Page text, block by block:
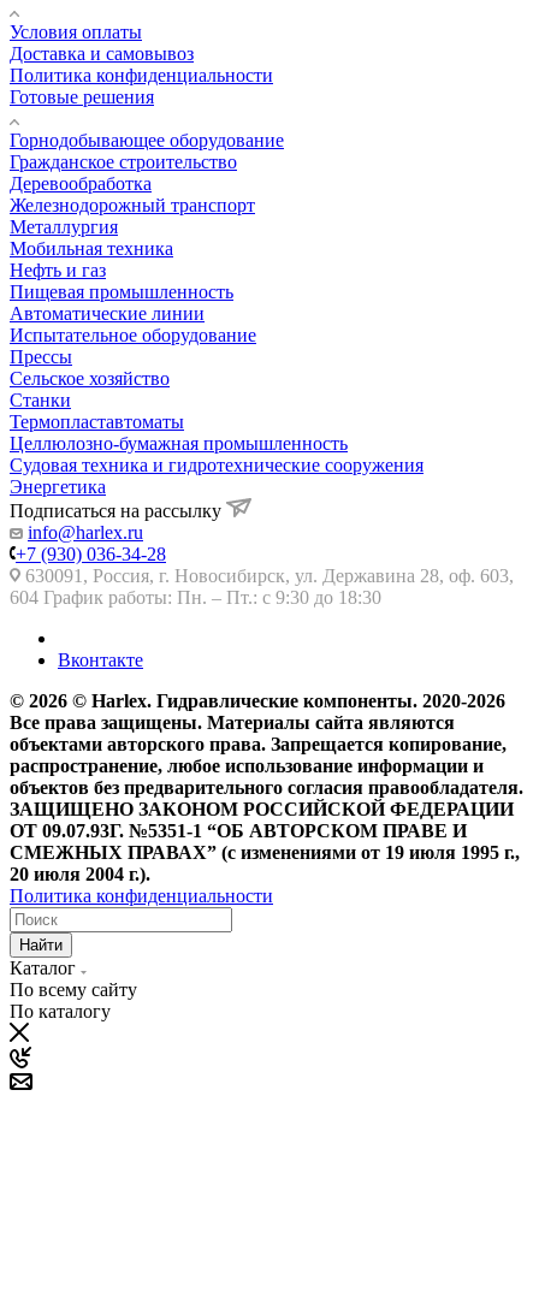
Условия оплаты
Доставка и самовывоз
Политика конфиденциальности
Готовые решения
Горнодобывающее оборудование
Гражданское строительство
Деревообработка
Железнодорожный транспорт
Металлургия
Мобильная техника
Нефть и газ
Пищевая промышленность
Автоматические линии
Испытательное оборудование
Прессы
Сельское хозяйство
Станки
Термопластавтоматы
Целлюлозно-бумажная промышленность
Судовая техника и гидротехнические сооружения
Энергетика
Подписаться на рассылку
info@harlex.ru
+7 (930) 036-34-28
630091, Россия, г. Новосибирск, ул. Державина 28, оф. 603,
604 График работы: Пн. – Пт.: с 9:30 до 18:30
Вконтакте
© 2026 © Harlex. Гидравлические компоненты. 2020-2026
Все права защищены. Материалы сайта являются
объектами авторского права. Запрещается копирование,
распространение, любое использование информации и
объектов без предварительного согласия правообладателя.
ЗАЩИЩЕНО ЗАКОНОМ РОССИЙСКОЙ ФЕДЕРАЦИИ
ОТ 09.07.93Г. №5351-1 “ОБ АВТОРСКОМ ПРАВЕ И
СМЕЖНЫХ ПРАВАХ” (с изменениями от 19 июля 1995 г.,
20 июля 2004 г.).
Политика конфиденциальности
Найти
Каталог
По всему сайту
По каталогу